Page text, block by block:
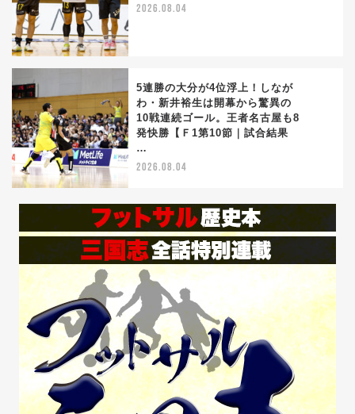
2026.08.04
5連勝の大分が4位浮上！しなが
わ・新井裕生は開幕から驚異の
10戦連続ゴール。王者名古屋も8
発快勝【Ｆ1第10節｜試合結果
…
2026.08.04